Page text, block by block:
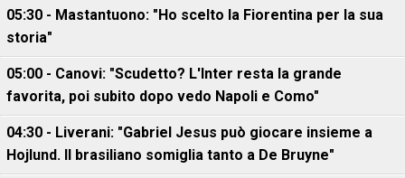
05:30 - Mastantuono: "Ho scelto la Fiorentina per la sua
storia"
05:00 - Canovi: "Scudetto? L'Inter resta la grande
favorita, poi subito dopo vedo Napoli e Como"
04:30 - Liverani: "Gabriel Jesus può giocare insieme a
Hojlund. Il brasiliano somiglia tanto a De Bruyne"